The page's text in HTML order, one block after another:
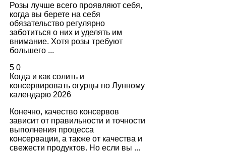
Розы лучше всего проявляют себя,
когда вы берете на себя
обязательство регулярно
заботиться о них и уделять им
внимание. Хотя розы требуют
большего ...
5 0
Когда и как солить и
консервировать огурцы по Лунному
календарю 2026
Конечно, качество консервов
зависит от правильности и точности
выполнения процесса
консервации, а также от качества и
свежести продуктов. Но если вы ...